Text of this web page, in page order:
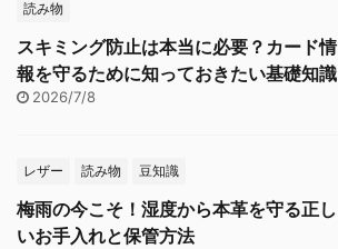
読み物
スキミング防止は本当に必要？カード情
報を守るために知っておきたい基礎知識
2026/7/8
レザー 読み物 豆知識
梅雨の今こそ！湿度から本革を守る正し
いお手入れと保管方法